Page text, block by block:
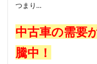
つまり…
中古車の需要
騰中！